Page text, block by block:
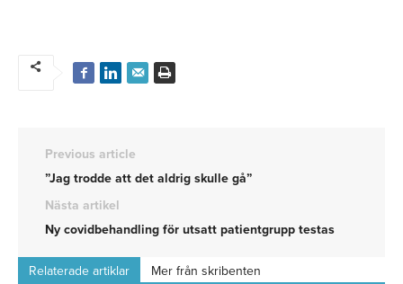
Previous article
”Jag trodde att det aldrig skulle gå”
Nästa artikel
Ny covidbehandling för utsatt patientgrupp testas
Relaterade artiklar Mer från skribenten